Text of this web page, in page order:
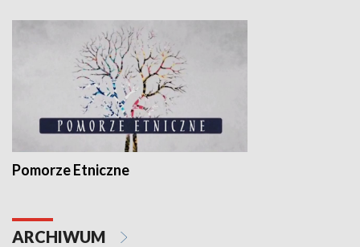
Pomorze Etniczne
ARCHIWUM